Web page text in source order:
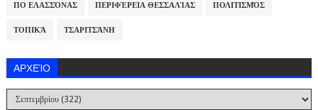
ΠΟ ΕΛΑΣΣΌΝΑΣ ΠΕΡΙΦΈΡΕΙΑ ΘΕΣΣΑΛΊΑΣ ΠΟΛΙΤΙΣΜΌΣ
ΤΟΠΙΚΆ ΤΣΑΡΙΤΣΆΝΗ
ΑΡΧΕΊΟ